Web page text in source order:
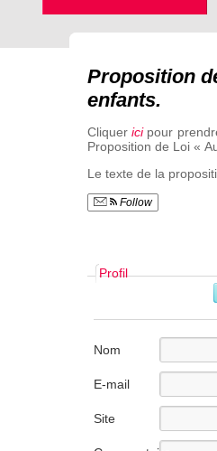
Proposition
enfants.
Cliquericipour
Proposition de Loi «
Le texte de la
Follow
Profil
Nom
E-mail
Site